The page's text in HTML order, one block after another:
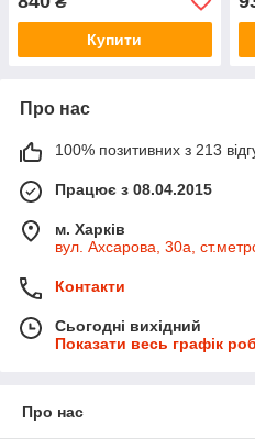
Купити
Про нас
100% позитивних з 213
Працює з 08.04.2015
м. Харків
вул. Ахсарова, 30а,
Контакти
Сьогодні вихідний
Показати весь графік
Про нас